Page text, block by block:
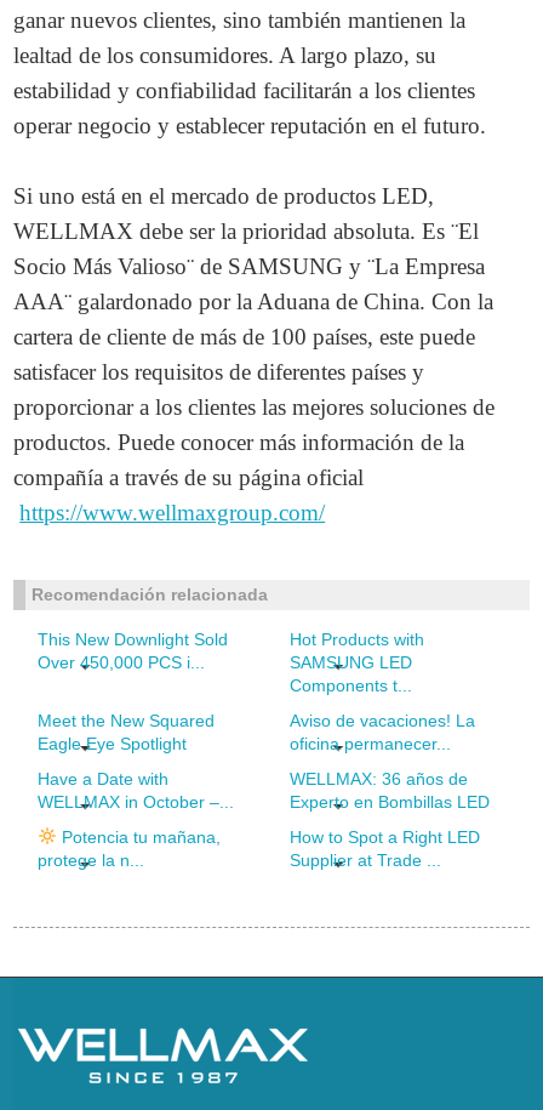
ganar nuevos clientes, sino también mantienen la
lealtad de los consumidores. A largo plazo, su
estabilidad y confiabilidad facilitarán a los clientes
operar negocio y establecer reputación en el futuro.
Si uno está en el mercado de productos LED,
WELLMAX debe ser la prioridad absoluta. Es ¨El
Socio Más Valioso¨ de SAMSUNG y ¨La Empresa
AAA¨ galardonado por la Aduana de China. Con la
cartera de cliente de más de 100 países, este puede
satisfacer los requisitos de diferentes países y
proporcionar a los clientes las mejores soluciones de
productos. Puede conocer más información de la
compañía a través de su página oficial
https://www.wellmaxgroup.com/
Recomendación relacionada
This New Downlight Sold
Over 450,000 PCS i...
Hot Products with
SAMSUNG LED
Components t...
Meet the New Squared
Eagle Eye Spotlight
Aviso de vacaciones! La
oficina permanecer...
Have a Date with
WELLMAX in October –...
WELLMAX: 36 años de
Experto en Bombillas LED
Potencia tu mañana,
protege la n...
How to Spot a Right LED
Supplier at Trade ...